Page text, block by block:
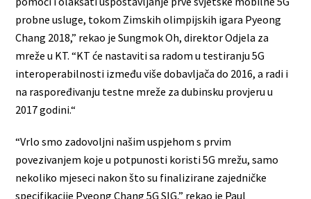
probne usluge, tokom Zimskih olimpijskih igara Pyeong
Chang 2018,” rekao je Sungmok Oh, direktor Odjela za
mreže u KT. “KT će nastaviti sa radom u testiranju 5G
interoperabilnosti između više dobavljača do 2016, a radi i
na raspoređivanju testne mreže za dubinsku provjeru u
2017 godini.“
“Vrlo smo zadovoljni našim uspjehom s prvim
povezivanjem koje u potpunosti koristi 5G mrežu, samo
nekoliko mjeseci nakon što su finalizirane zajedničke
specifikacije Pyeong Chang 5G SIG,” rekao je Paul